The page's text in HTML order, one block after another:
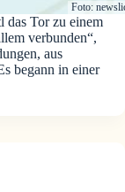
Foto:
Tor zu einem
verbunden“,
aus
begann in einer